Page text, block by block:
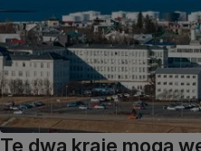
Te dwa kraje mogą